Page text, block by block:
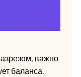
важно
баланса.